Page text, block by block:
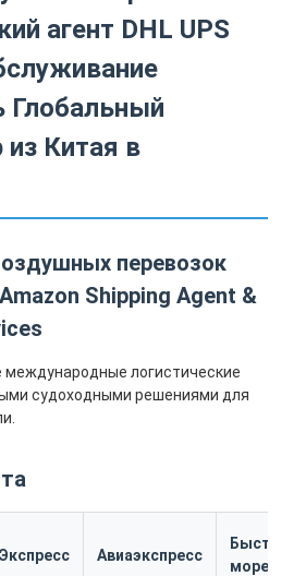
агент DHL UPS
из Китая в
перевозок
Shipping Agent &
логистические
судоходными решениями для
Экспресс Авиаэкспресс
Быстрое
море